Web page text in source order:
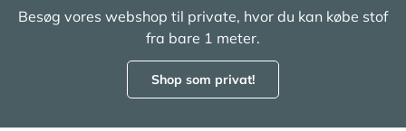
Besøg vores webshop til private, hvor du kan købe stof
fra bare 1 meter.
Shop som privat!